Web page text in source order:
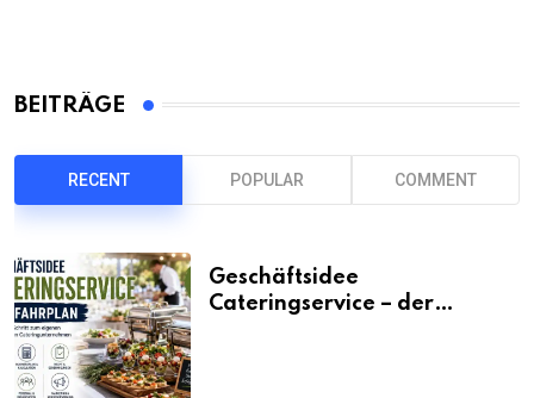
BEITRÄGE
RECENT POPULAR COMMENT
Geschäftsidee
Cateringservice – der